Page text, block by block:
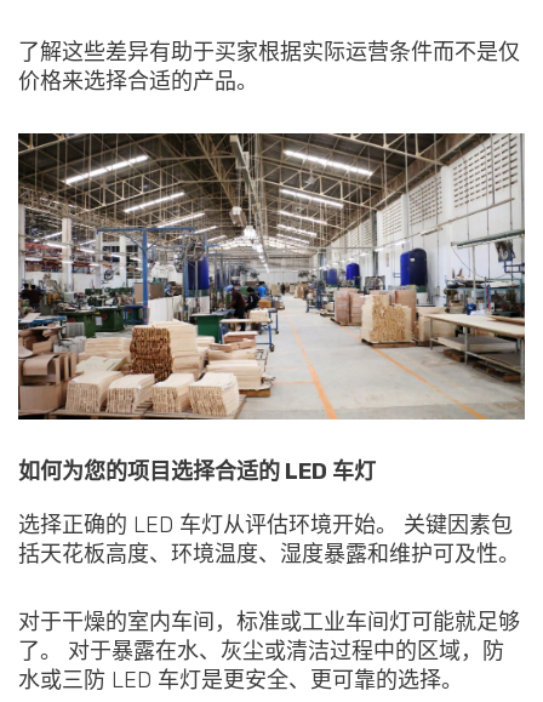
了解这些差异有助于买家根据实际运营条件而不是仅
价格来选择合适的产品。
如何为您的项目选择合适的 LED 车灯
选择正确的 LED 车灯从评估环境开始。 关键因素包
括天花板高度、环境温度、湿度暴露和维护可及性。
对于干燥的室内车间，标准或工业车间灯可能就足够
了。 对于暴露在水、灰尘或清洁过程中的区域，防
水或三防 LED 车灯是更安全、更可靠的选择。